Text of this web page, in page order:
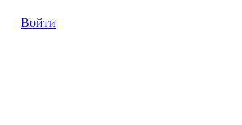
Войти